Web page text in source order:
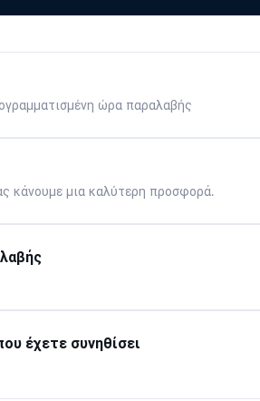
ώρα παραλαβής
κάνουμε μια καλύτερη προσφορά.
έχετε συνηθίσει